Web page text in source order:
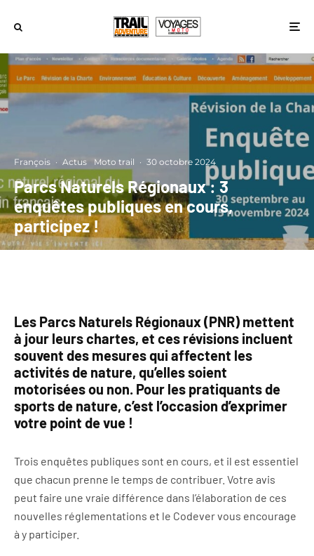
François · Actus Moto trail · 30 octobre 2024
Parcs Naturels Régionaux : 3
enquêtes publiques en cours,
participez !
Les Parcs Naturels Régionaux (PNR) mettent
à jour leurs chartes, et ces révisions incluent
souvent des mesures qui affectent les
activités de nature, qu’elles soient
motorisées ou non. Pour les pratiquants de
sports de nature, c’est l’occasion d’exprimer
votre point de vue !
Trois enquêtes publiques sont en cours, et il est essentiel
que chacun prenne le temps de contribuer. Votre avis
peut faire une vraie différence dans l’élaboration de ces
nouvelles réglementations et le Codever vous encourage
à y participer.